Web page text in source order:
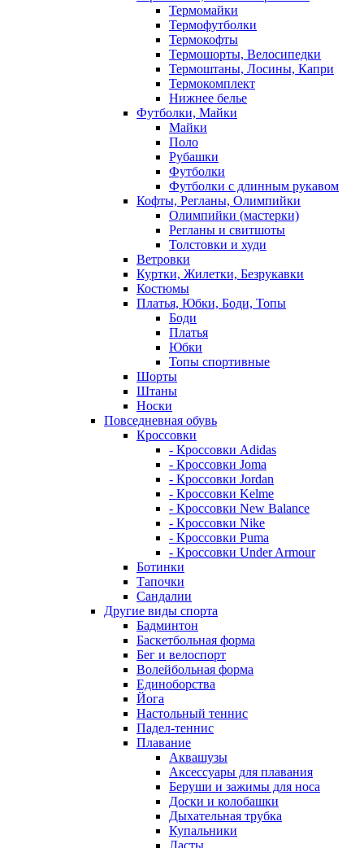
Термомайки
Термофутболки
Термокофты
Термошорты, Велосипедки
Термоштаны, Лосины, Капри
Термокомплект
Нижнее белье
Футболки, Майки
Майки
Поло
Рубашки
Футболки
Футболки с длинным рукавом
Кофты, Регланы, Олимпийки
Олимпийки (мастерки)
Регланы и свитшоты
Толстовки и худи
Ветровки
Куртки, Жилетки, Безрукавки
Костюмы
Платья, Юбки, Боди, Топы
Боди
Платья
Юбки
Топы спортивные
Шорты
Штаны
Носки
Повседневная обувь
Кроссовки
- Кроссовки Adidas
- Кроссовки Joma
- Кроссовки Jordan
- Кроссовки Kelme
- Кроссовки New Balance
- Кроссовки Nike
- Кроссовки Puma
- Кроссовки Under Armour
Ботинки
Тапочки
Сандалии
Другие виды спорта
Бадминтон
Баскетбольная форма
Бег и велоспорт
Волейбольная форма
Единоборства
Йога
Настольный теннис
Падел-теннис
Плавание
Аквашузы
Аксессуары для плавания
Беруши и зажимы для носа
Доски и колобашки
Дыхательная трубка
Купальники
Ласты